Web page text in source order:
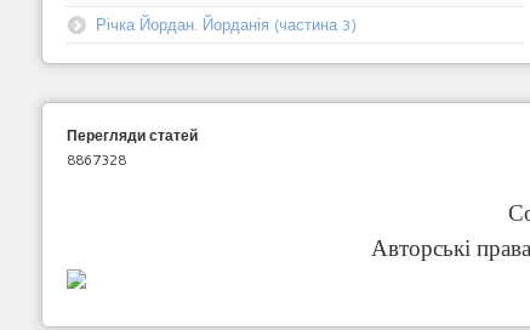
Річка Йордан. Йорданія (частина 3)
Перегляди статей
8867328
Авторські